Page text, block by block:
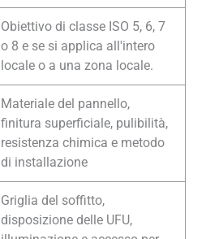
Obiettivo di classe ISO 5, 6, 7
o 8 e se si applica all'intero
locale o a una zona locale.
Materiale del pannello,
finitura superficiale, pulibilità,
resistenza chimica e metodo
di installazione
Griglia del soffitto,
disposizione delle UFU,